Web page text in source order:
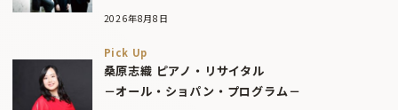
2026年8月8日
Pick Up
桑原志織 ピアノ・リサイタル
－オール・ショパン・プログラム－